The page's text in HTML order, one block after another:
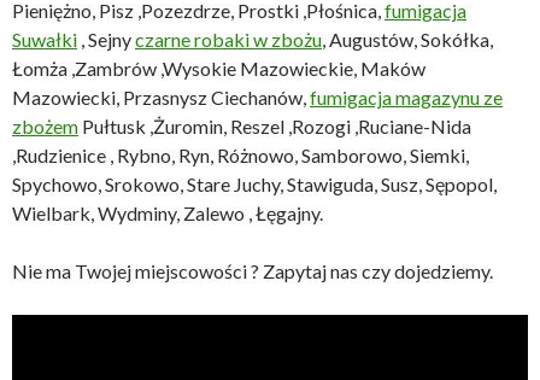
Pieniężno, Pisz ,Pozezdrze, Prostki ,Płośnica,fumigacja
Suwałki , Sejnyczarne robaki w zbożu, Augustów, Sokółka,
Łomża ,Zambrów ,Wysokie Mazowieckie, Maków
Mazowiecki, Przasnysz Ciechanów,fumigacja magazynu ze
zbożem Pułtusk ,Żuromin, Reszel ,Rozogi ,Ruciane-Nida
,Rudzienice , Rybno, Ryn, Różnowo, Samborowo, Siemki,
Spychowo, Srokowo, Stare Juchy, Stawiguda, Susz, Sępopol,
Wielbark, Wydminy, Zalewo , Łęgajny.
Nie ma Twojej miejscowości ? Zapytaj nas czy dojedziemy.